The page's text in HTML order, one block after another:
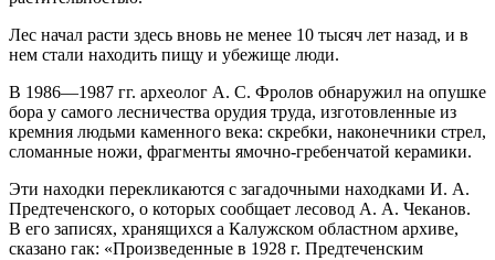
Лес начал расти здесь вновь не менее 10 тысяч лет назад, и в
нем стали находить пищу и убежище люди.
В 1986—1987 гг. археолог А. С. Фролов обнаружил на опушке
бора у самого лесничества орудия труда, изготовленные из
кремния людьми каменного века: скребки, наконечники стрел,
сломанные ножи, фрагменты ямочно-гребенчатой керамики.
Эти находки перекликаются с загадочными находками И. А.
Предтеченского, о которых сообщает лесовод А. А. Чеканов.
В его записях, хранящихся а Калужском областном архиве,
сказано гак: «Произведенные в 1928 г. Предтеченским